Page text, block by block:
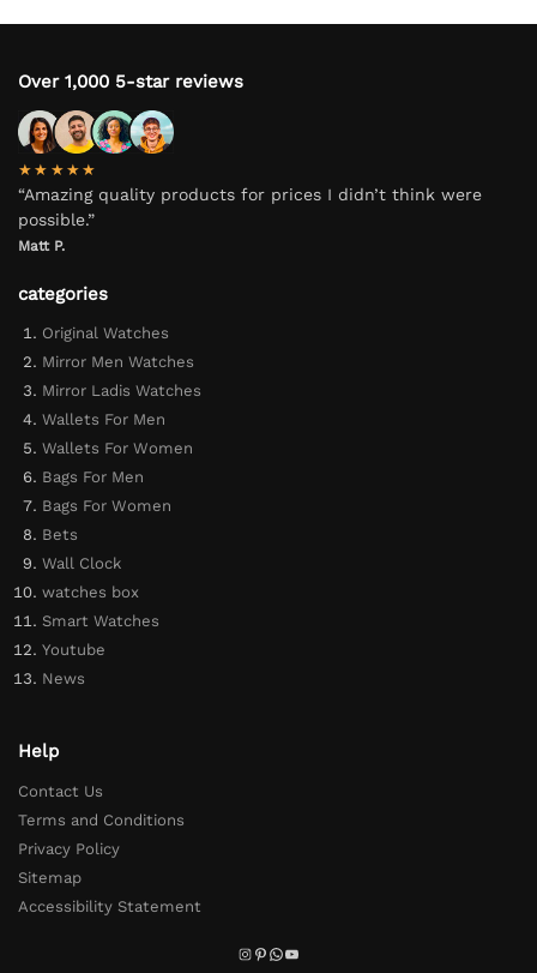
Over 1,000 5-star reviews
★★★★★
“Amazing quality products for prices I didn’t think were
possible.”
Matt P.
categories
Original Watches
Mirror Men Watches
Mirror Ladis Watches
Wallets For Men
Wallets For Women
Bags For Men
Bags For Women
Bets
Wall Clock
watches box
Smart Watches
Youtube
News
Help
Contact Us
Terms and Conditions
Privacy Policy
Sitemap
Accessibility Statement